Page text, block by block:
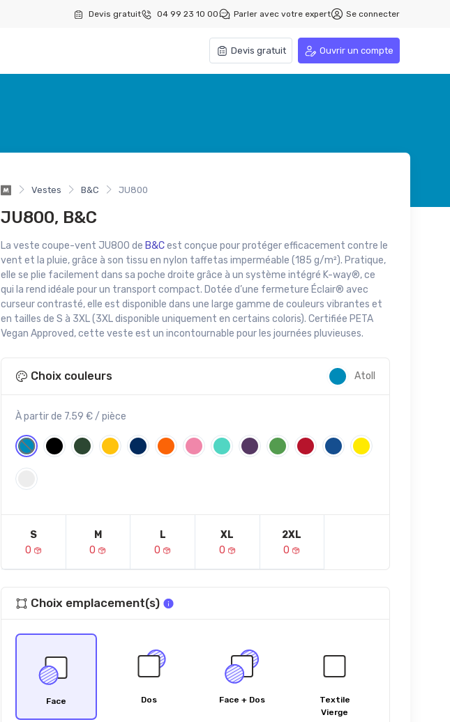
Devis gratuit 04 99 23 10 00 Parler avec votre expert Se connecter
Devis gratuit Ouvrir un compte
Vestes B&C JU800
JU800, B&C
La veste coupe-vent JU800 de B&Cest conçue pour protéger efficacement contre le
vent et la pluie, grâce à son tissu en nylon taffetas imperméable (185 g/m²). Pratique,
elle se plie facilement dans sa poche droite grâce à un système intégré K-way®, ce
qui la rend idéale pour un transport compact. Dotée d’une fermeture Éclair® avec
curseur contrasté, elle est disponible dans une large gamme de couleurs vibrantes et
en tailles de S à 3XL (3XL disponible uniquement en certains coloris). Certifiée PETA
Vegan Approved, cette veste est un incontournable pour les journées pluvieuses.
Choix couleurs Atoll
À partir de 7.59 € / pièce
S
0
M
0
L
0
XL
0
2XL
0
Choix emplacement(s)
Face Dos Face + Dos
Textile
Vierge